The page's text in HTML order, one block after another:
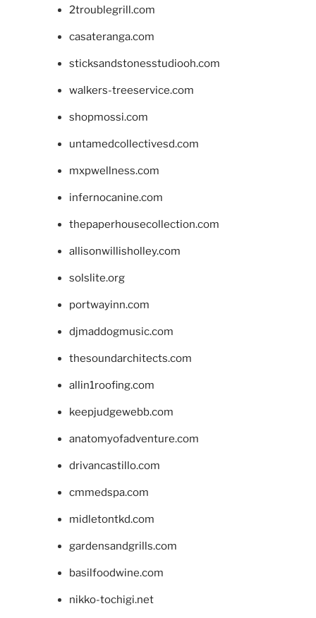
2troublegrill.com
casateranga.com
sticksandstonesstudiooh.com
walkers-treeservice.com
shopmossi.com
untamedcollectivesd.com
mxpwellness.com
infernocanine.com
thepaperhousecollection.com
allisonwillisholley.com
solslite.org
portwayinn.com
djmaddogmusic.com
thesoundarchitects.com
allin1roofing.com
keepjudgewebb.com
anatomyofadventure.com
drivancastillo.com
cmmedspa.com
midletontkd.com
gardensandgrills.com
basilfoodwine.com
nikko-tochigi.net